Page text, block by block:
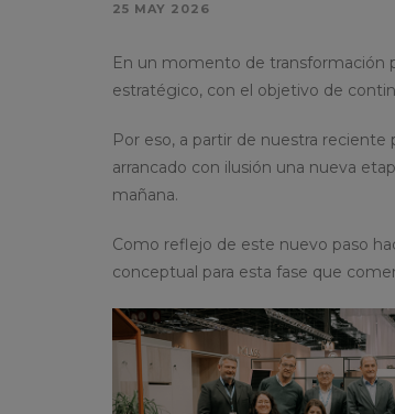
25 MAY 2026
En un momento de transformación
estratégico, con el objetivo de
Por eso, a partir de nuestra reciente
arrancado con ilusión una nueva
mañana.
Como reflejo de este nuevo paso
conceptual para esta fase que